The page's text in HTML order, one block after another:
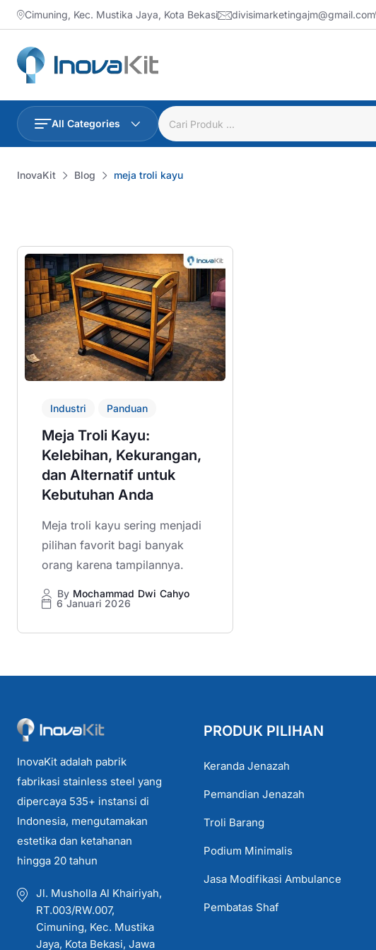
Skip
to
content
Cimuning, Kec. Mustika Jaya, Kota Bekasi divisimarketingajm@gmail.com
All Categories
InovaKit Blog meja troli kayu
Industri Panduan
Meja Troli Kayu:
Kelebihan, Kekurangan,
dan Alternatif untuk
Kebutuhan Anda
Meja troli kayu sering menjadi
pilihan favorit bagi banyak
orang karena tampilannya.
By Mochammad Dwi Cahyo
6 Januari 2026
InovaKit adalah pabrik
fabrikasi stainless steel yang
dipercaya 535+ instansi di
Indonesia, mengutamakan
estetika dan ketahanan
hingga 20 tahun
Jl. Musholla Al Khairiyah,
RT.003/RW.007,
Cimuning, Kec. Mustika
Jaya, Kota Bekasi, Jawa
PRODUK PILIHAN
Keranda Jenazah
Pemandian Jenazah
Troli Barang
Podium Minimalis
Jasa Modifikasi Ambulance
Pembatas Shaf